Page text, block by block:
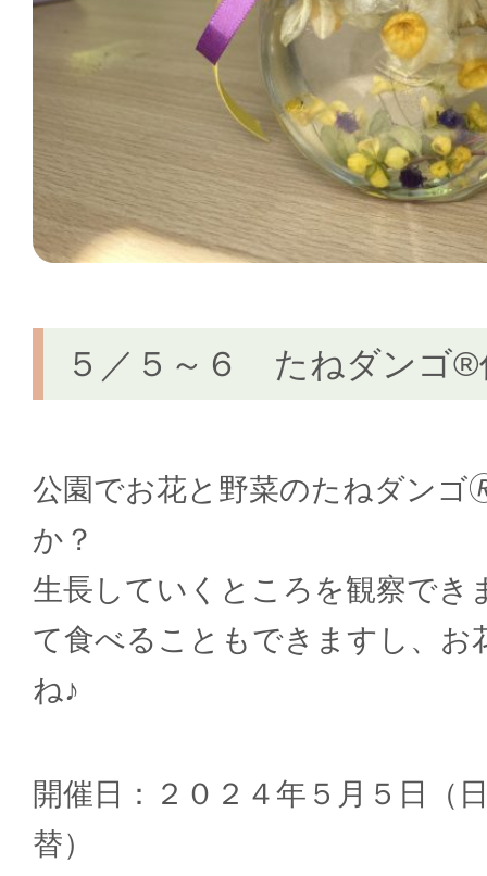
５／５～６ たねダンゴ®
公園でお花と野菜のたねダン
か？
生長していくところを観察でき
て食べることもできますし、お
ね♪
開催日：２０２４年５月５日（
替）